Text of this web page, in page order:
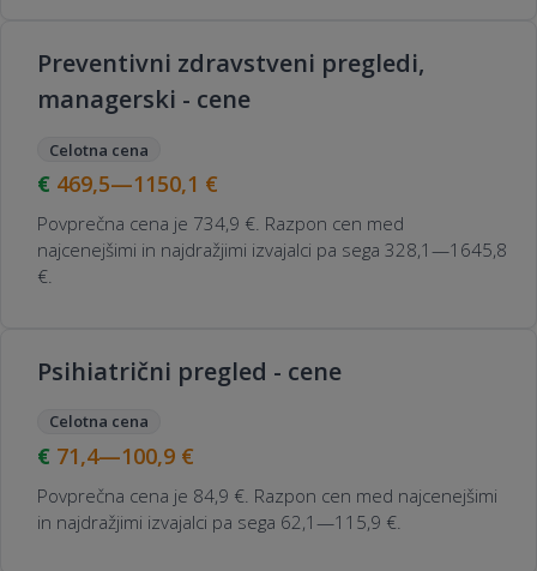
Preventivni zdravstveni pregledi,
managerski - cene
Celotna cena
469,5—1150,1 €
Povprečna cena je 734,9 €. Razpon cen med
najcenejšimi in najdražjimi izvajalci pa sega 328,1—1645,8
€.
Psihiatrični pregled - cene
Celotna cena
71,4—100,9 €
Povprečna cena je 84,9 €. Razpon cen med najcenejšimi
in najdražjimi izvajalci pa sega 62,1—115,9 €.